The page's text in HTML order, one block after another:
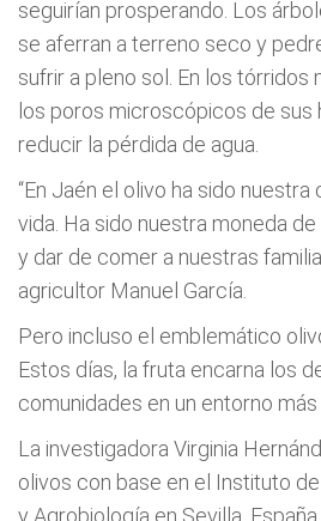
seguirían prosperando. Los
se aferran a terreno seco y
sufrir a pleno sol. En los tórridos
los poros microscópicos de sus
reducir la pérdida de agua.
“En Jaén el olivo ha sido
vida. Ha sido nuestra moneda
y dar de comer a nuestras
agricultor Manuel García.
Pero incluso el emblemático
Estos días, la fruta encarna los
comunidades en un entorno
La investigadora Virginia
olivos con base en el Instituto
y Agrobiología en Sevilla,